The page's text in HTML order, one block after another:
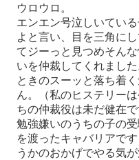
ウロウロ。
エンエン号泣しいてい
よと言い、目を三角に
てジーっと見つめそん
いを仲裁してくれまし
ときのスーッと落ち着
ん。
（私のヒステリー
ちの仲裁役は未だ健在で
勉強嫌いのうちの子の
を渡ったキャバリアで
うかのおかげでやる気